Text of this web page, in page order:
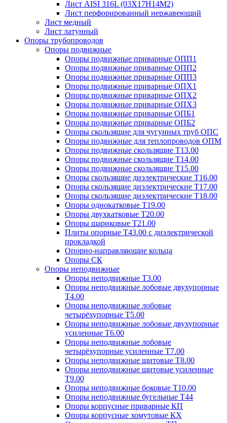
Лист AISI 316L (03Х17Н14М2)
Лист перфорированный нержавеющий
Лист медный
Лист латунный
Опоры трубопроводов
Опоры подвижные
Опоры подвижные приварные ОПП1
Опоры подвижные приварные ОПП2
Опоры подвижные приварные ОПП3
Опоры подвижные приварные ОПХ1
Опоры подвижные приварные ОПХ2
Опоры подвижные приварные ОПХ3
Опоры подвижные приварные ОПБ1
Опоры подвижные приварные ОПБ2
Опоры скользящие для чугунных труб ОПС
Опоры подвижные для теплопроводов ОПМ
Опоры подвижные скользящие Т13.00
Опоры подвижные скользящие Т14.00
Опоры подвижные скользящие Т15.00
Опоры скользящие диэлектрические Т16.00
Опоры скользящие диэлектрические Т17.00
Опоры скользящие диэлектрические Т18.00
Опоры однокатковые Т19.00
Опоры двухкатковые Т20.00
Опоры шариковые Т21.00
Плиты опорные Т43.00 с диэлектрической
прокладкой
Опорно-направляющие кольца
Опоры СК
Опоры неподвижные
Опоры неподвижные Т3.00
Опоры неподвижные лобовые двухупорные
Т4.00
Опоры неподвижные лобовые
четырёхупорные Т5.00
Опоры неподвижные лобовые двухупорные
усиленные Т6.00
Опоры неподвижные лобовые
четырёхупорные усиленные Т7.00
Опоры неподвижные щитовые Т8.00
Опоры неподвижные щитовые усиленные
Т9.00
Опоры неподвижные боковые Т10.00
Опоры неподвижные бугельные Т44
Опоры корпусные приварные КП
Опоры корпусные хомутовые КХ